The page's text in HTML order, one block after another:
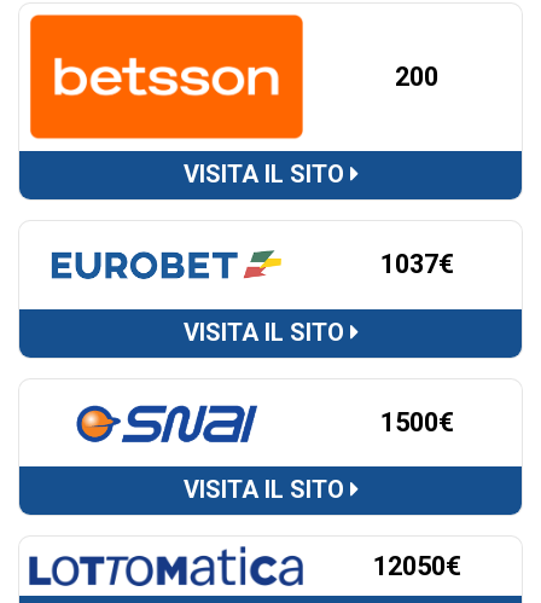
200
VISITA IL SITO
1037€
VISITA IL SITO
1500€
VISITA IL SITO
12050€